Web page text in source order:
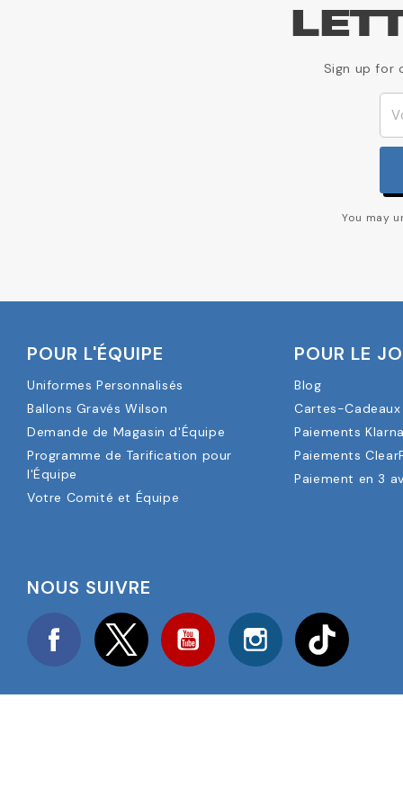
Sign up for
You may
POUR L'ÉQUIPE
Uniformes Personnalisés
Ballons Gravés Wilson
Demande de Magasin d'Équipe
Programme de Tarification pour
l'Équipe
Votre Comité et Équipe
POUR LE
Blog
Cartes-
Paiements
Paiements
Paiement en 3
NOUS SUIVRE
Facebook Twitter YouTube Instagram